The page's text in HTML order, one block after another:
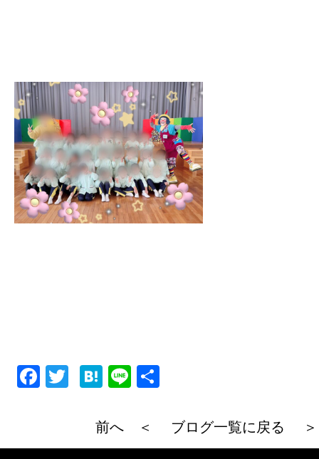
F
e
er
H
e
n
Li
e
前へ ＜ ブログ一覧に戻る